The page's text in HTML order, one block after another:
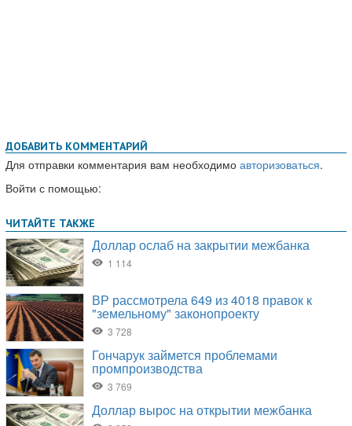
ДОБАВИТЬ КОММЕНТАРИЙ
Для отправки комментария вам необходимо авторизоваться.
Войти с помощью: